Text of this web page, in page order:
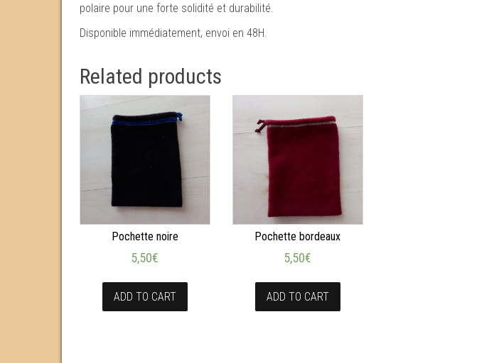
polaire pour une forte solidité et durabilité.
Disponible immédiatement, envoi en 48H.
Related products
Pochette noire
5,50€
ADD TO CART
Pochette bordeaux
5,50€
ADD TO CART